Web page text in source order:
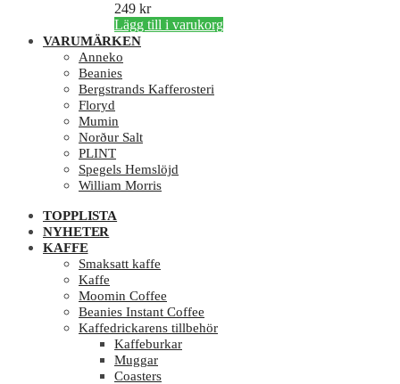
249 kr
Lägg till i varukorg
VARUMÄRKEN
Anneko
Beanies
Bergstrands Kafferosteri
Floryd
Mumin
Norður Salt
PLINT
Spegels Hemslöjd
William Morris
TOPPLISTA
NYHETER
KAFFE
Smaksatt kaffe
Kaffe
Moomin Coffee
Beanies Instant Coffee
Kaffedrickarens tillbehör
Kaffeburkar
Muggar
Coasters